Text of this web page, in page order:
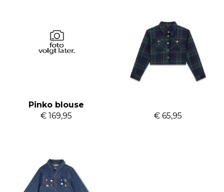
Pinko blouse
€ 169,95
€ 65,95